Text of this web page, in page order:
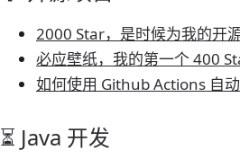
2000 Star，是时候为我的开
必应壁纸，我的第一个 400
如何使用 Github Actions 自
⏳ Java 开发